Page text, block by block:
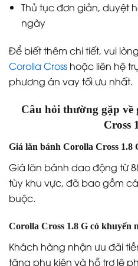
Thủ tục đơn giản, duyệt
ngày
Để biết thêm chi tiết, vui
Corolla Cross hoặc liên hệ
phương án vay tối ưu nhất.
Câu hỏi thường gặp về
Cross
Giá lăn bánh Corolla Cross 1.8
Giá lăn bánh dao động từ
tùy khu vực, đã bao gồm
buộc.
Corolla Cross 1.8 G có khuyến
Khách hàng nhận ưu đãi
tặng phụ kiện và hỗ trợ lệ